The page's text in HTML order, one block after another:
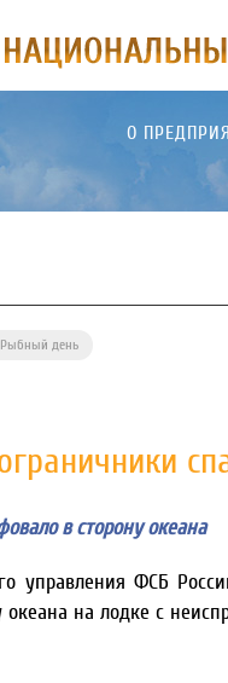
О
Рыбный день
в сторону океана
управления ФСБ
на лодке с